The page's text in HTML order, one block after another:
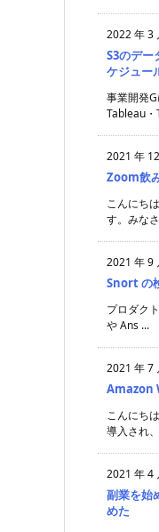
2022 年 3
S3のデ
ケジュー
事業開発
Tableau・
2021 年
Zoom飲
こんにち
す。みな
2021 年 9
Snort の
プロダク
や Ans ...
2021 年 7
Amazon
こんにち
導入され
2021 年 4
副業を始
めた